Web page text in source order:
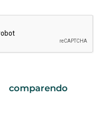
comparendo